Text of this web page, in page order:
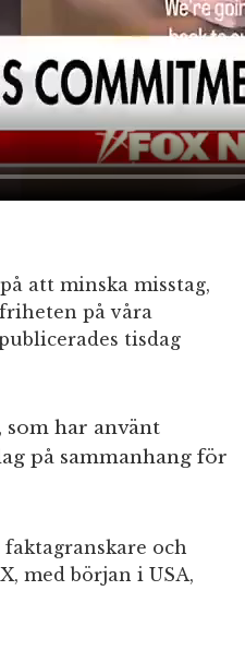
att minska misstag,
på våra
tisdag
har använt
på sammanhang för
och
med början i USA,